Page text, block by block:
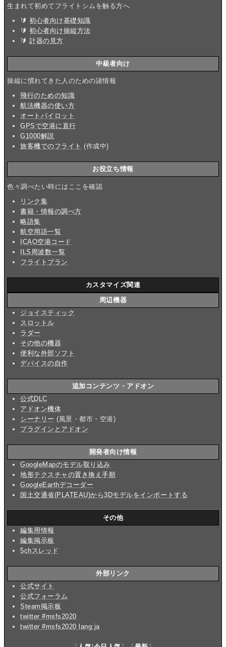
生まれて初めてフライトシムを触る方へ
🔰初心者向け基礎知識
🔰初心者向け操縦方法
🔰計器の見方
中級者向け
操縦に慣れてきた人のための諸情報
飛行のための知識
航法機器の使い方
オートパイロット
GPSで空港に直行
G1000解説
旅客機でのフライト (作成中)
お役立ち情報
色々調べたい時にはここを確認
リンク集
書籍・情報の調べ方
略語集
航空用語一覧
ICAO空港コード
ILS周波数一覧
フライトプラン
カスタマイズ関連
周辺機器
ジョイスティック
スロットル
ラダー
その他の機器
便利な外部ソフト
デバイスの自作
追加コンテンツ・アドオン
公式DLC
アドオン機体
シーナリー (風景・都市・空港)
プラグインとアドオン
開発者向け情報
GoogleMapのモデル取り込み
地形テクスチャの置き換え手順
GoogleEarthデコーダー
国土交通省(PLATEAU)から3Dモデルをインポートする
その他
編集用情報
編集掲示板
5chスレッド
外部リンク
公式サイト
公式フォーラム
Steam掲示板
twitter #msfs2020
twitter #msfs2020 lang:ja